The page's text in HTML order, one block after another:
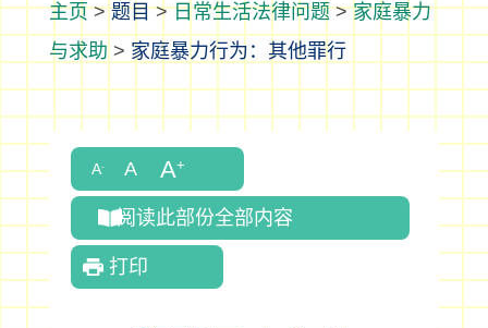
>题目>日常生活法律问题>家庭暴力
与求助 > 家庭暴力行为：其他罪行
阅读此部份全部内容
打印